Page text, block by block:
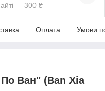
— 300 ₴
Оплата Умови
Ван" (Ban Xia